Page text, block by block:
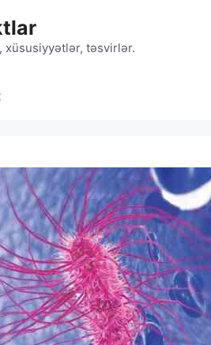
xüsusiyyətlər, təsvirlər.